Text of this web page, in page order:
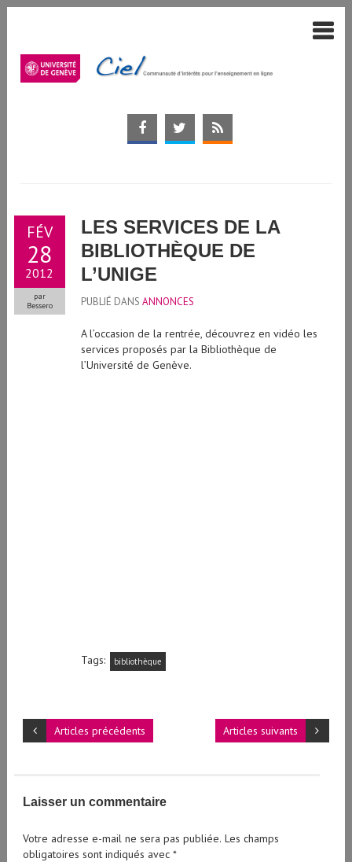
FÉV
28
2012
par
Bessero
LES SERVICES DE LA
BIBLIOTHÈQUE DE
L’UNIGE
PUBLIÉ DANS ANNONCES
A l’occasion de la rentrée, découvrez en vidéo les
services proposés par la Bibliothèque de
l’Université de Genève.
Tags: bibliothèque
Articles suivants
Articles précédents
Laisser un commentaire
Votre adresse e-mail ne sera pas publiée. Les champs
obligatoires sont indiqués avec*